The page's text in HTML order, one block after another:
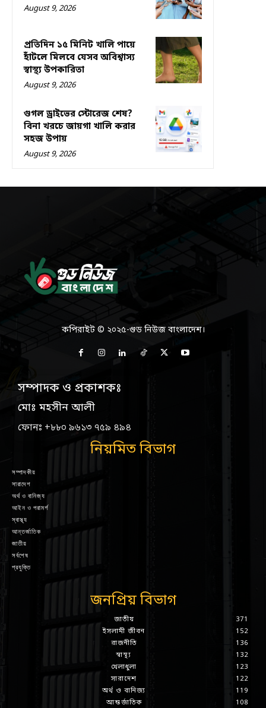
August 9, 2026
প্রতিদিন ১৫ মিনিট খালি পায়ে
হাঁটলে মিলবে যেসব অবিশ্বাস্য
স্বাস্থ্য উপকারিতা
August 9, 2026
গুগল ড্রাইভের স্টোরেজ শেষ?
বিনা খরচে জায়গা খালি করার
সহজ উপায়
August 9, 2026
কপিরাইট © ২০২৫-গুড নিউজ বাংলাদেশ।
সম্পাদক ও প্রকাশকঃ
মোঃ মহসীন আলী
ফোনঃ +৮৮০ ৯৬১৩ ৭৫৯ ৪৯৪
নিয়মিত বিভাগ
সম্পাদকীয়
সারাদেশ
অর্থ ও বানিজ্য
আইন ও পরামর্শ
স্বাস্থ্য
আন্তর্জাতিক
জাতীয়
সর্বশেষ
প্রযুক্তি
জনপ্রিয় বিভাগ
জাতীয়
371
ইসলামী জীবন
152
রাজনীতি
136
স্বাস্থ্য
132
খেলাধুলা
123
সারাদেশ
122
অর্থ ও বানিজ্য
119
আন্তর্জাতিক
108